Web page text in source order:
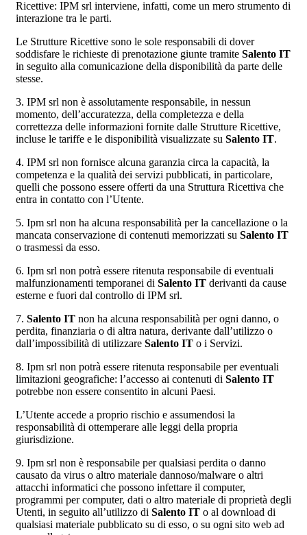
Ricettive: IPM srl interviene, infatti, come un mero strumento di
interazione tra le parti.
Le Strutture Ricettive sono le sole responsabili di dover
soddisfare le richieste di prenotazione giunte tramite Salento IT
in seguito alla comunicazione della disponibilità da parte delle
stesse.
3. IPM srl non è assolutamente responsabile, in nessun
momento, dell’accuratezza, della completezza e della
correttezza delle informazioni fornite dalle Strutture Ricettive,
incluse le tariffe e le disponibilità visualizzate su Salento IT.
4. IPM srl non fornisce alcuna garanzia circa la capacità, la
competenza e la qualità dei servizi pubblicati, in particolare,
quelli che possono essere offerti da una Struttura Ricettiva che
entra in contatto con l’Utente.
5. Ipm srl non ha alcuna responsabilità per la cancellazione o la
mancata conservazione di contenuti memorizzati su Salento IT
o trasmessi da esso.
6. Ipm srl non potrà essere ritenuta responsabile di eventuali
malfunzionamenti temporanei di Salento IT derivanti da cause
esterne e fuori dal controllo di IPM srl.
7. Salento IT non ha alcuna responsabilità per ogni danno, o
perdita, finanziaria o di altra natura, derivante dall’utilizzo o
dall’impossibilità di utilizzare Salento IT o i Servizi.
8. Ipm srl non potrà essere ritenuta responsabile per eventuali
limitazioni geografiche: l’accesso ai contenuti di Salento IT
potrebbe non essere consentito in alcuni Paesi.
L’Utente accede a proprio rischio e assumendosi la
responsabilità di ottemperare alle leggi della propria
giurisdizione.
9. Ipm srl non è responsabile per qualsiasi perdita o danno
causato da virus o altro materiale dannoso/malware o altri
attacchi informatici che possono infettare il computer,
programmi per computer, dati o altro materiale di proprietà degli
Utenti, in seguito all’utilizzo di Salento IT o al download di
qualsiasi materiale pubblicato su di esso, o su ogni sito web ad